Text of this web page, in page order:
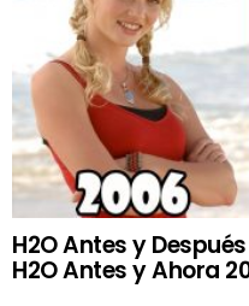
H2O Antes y
H2O Antes y Ahora